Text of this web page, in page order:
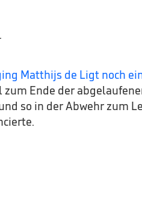
Matthijs de Ligt noch
Ende der
so in der Abwehr zum